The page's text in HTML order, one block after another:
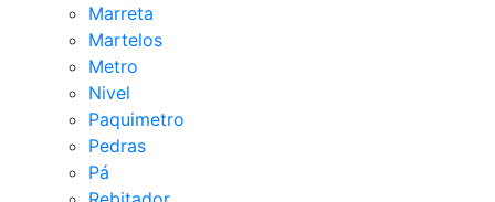
Marreta
Martelos
Metro
Nivel
Paquimetro
Pedras
Pá